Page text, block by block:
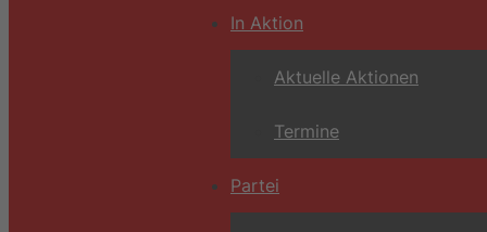
In Aktion
Aktuelle Aktionen
Termine
Partei